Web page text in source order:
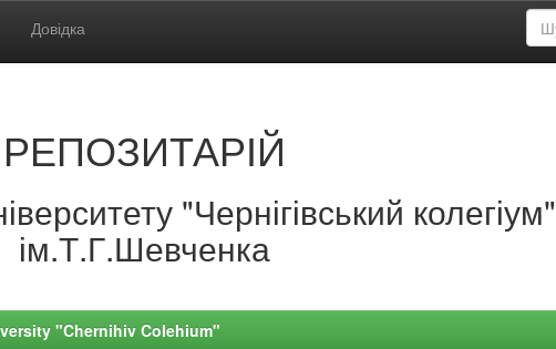
Довідка
РЕПОЗИТАРІЙ
"Чернігівський колегіум"
ім.Т.Г.Шевченка
"Chernihiv Colehium"